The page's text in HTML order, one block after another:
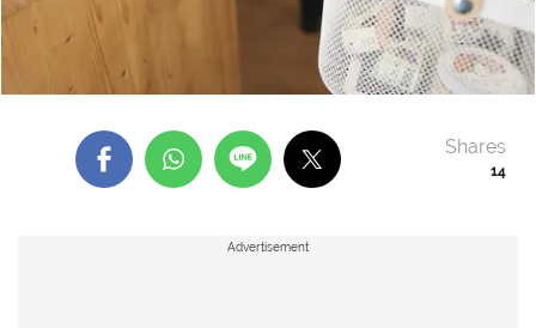
14
Shares
Advertisement